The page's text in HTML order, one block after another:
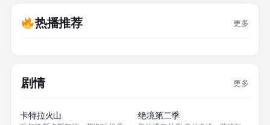
热播推荐 更多
剧情 更多
卡特拉火山 绝境第二季